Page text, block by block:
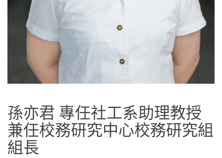
孫亦君 專任社工系助理教授
兼任校務研究中心校務研究組
組長